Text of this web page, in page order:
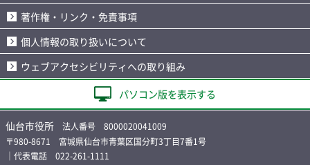
著作権・リンク・免責事項
個人情報の取り扱いについて
ウェブアクセシビリティへの取り組み
パソコン版を表示する
仙台市役所 法人番号 8000020041009
〒980-8671 宮城県仙台市青葉区国分町3丁目7番1号
｜代表電話 022-261-1111